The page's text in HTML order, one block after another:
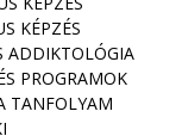
KÉPZÉS
ADDIKTOLÓGIA
PROGRAMOK
TANFOLYAM